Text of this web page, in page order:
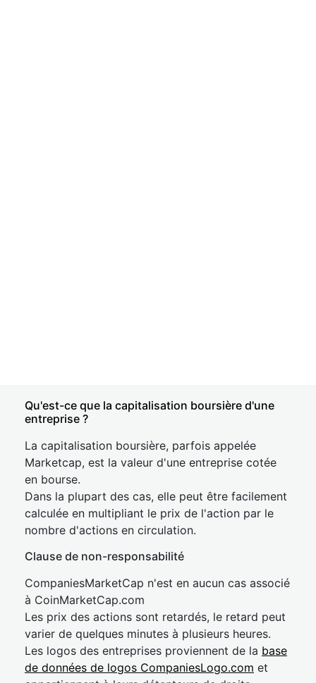
Qu'est-ce que la capitalisation boursière d'une
entreprise ?
La capitalisation boursière, parfois appelée
Marketcap, est la valeur d'une entreprise cotée
en bourse.
Dans la plupart des cas, elle peut être facilement
calculée en multipliant le prix de l'action par le
nombre d'actions en circulation.
Clause de non-responsabilité
CompaniesMarketCap n'est en aucun cas associé
à CoinMarketCap.com
Les prix des actions sont retardés, le retard peut
varier de quelques minutes à plusieurs heures.
Les logos des entreprises proviennent de la base
de données de logos CompaniesLogo.com et